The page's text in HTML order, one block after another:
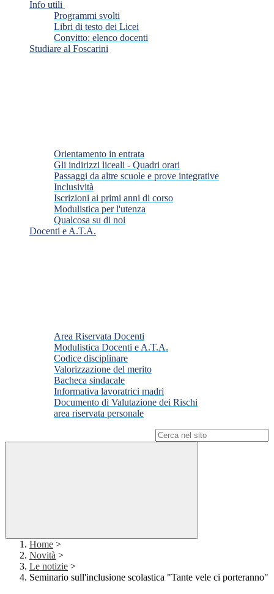
Info utili
Programmi svolti
Libri di testo dei Licei
Convitto: elenco docenti
Studiare al Foscarini
Orientamento in entrata
Gli indirizzi liceali - Quadri orari
Passaggi da altre scuole e prove integrative
Inclusività
Iscrizioni ai primi anni di corso
Modulistica per l'utenza
Qualcosa su di noi
Docenti e A.T.A.
Area Riservata Docenti
Modulistica Docenti e A.T.A.
Codice disciplinare
Valorizzazione del merito
Bacheca sindacale
Informativa lavoratrici madri
Documento di Valutazione dei Rischi
area riservata personale
Home >
Novità >
Le notizie >
Seminario sull'inclusione scolastica "Tante vele ci porteranno"